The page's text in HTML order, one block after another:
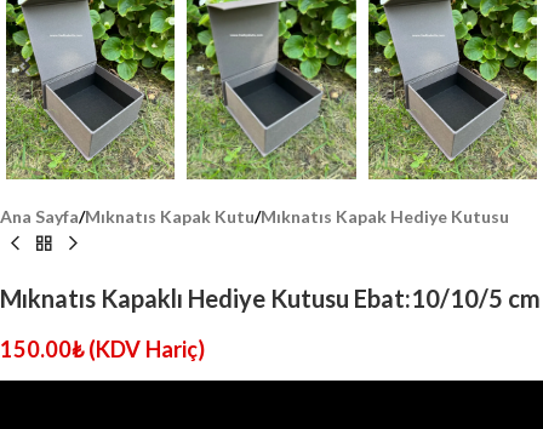
Ana Sayfa/Mıknatıs Kapak Kutu/Mıknatıs Kapak Hediye Kutusu
Mıknatıs Kapaklı Hediye Kutusu Ebat:10/10/5 cm
150.00₺ (KDV Hariç)